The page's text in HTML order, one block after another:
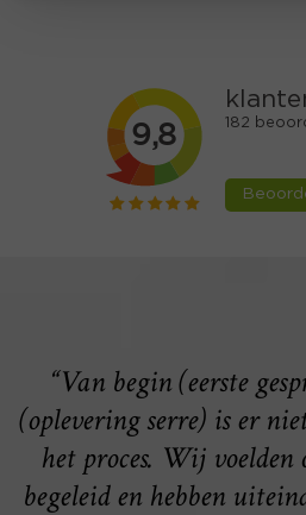
“Van begin (eerste
(oplevering serre) is er
het proces. Wij voelden
begeleid en hebben